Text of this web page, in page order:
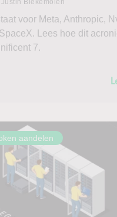
Blekemolen
voor Meta, Anthropic,
Lees hoe dit
7.
aandelen